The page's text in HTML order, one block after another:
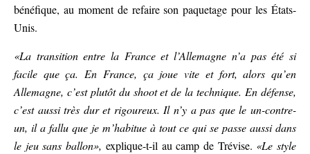
bénéfique, au moment de refaire son paquetage pour les États-
Unis.
«La transition entre la France et l’Allemagne n’a pas été si
facile que ça. En France, ça joue vite et fort, alors qu’en
Allemagne, c’est plutôt du shoot et de la technique. En défense,
c’est aussi très dur et rigoureux. Il n’y a pas que le un-contre-
un, il a fallu que je m’habitue à tout ce qui se passe aussi dans
le jeu sans ballon», explique-t-il au camp de Trévise. «Le style